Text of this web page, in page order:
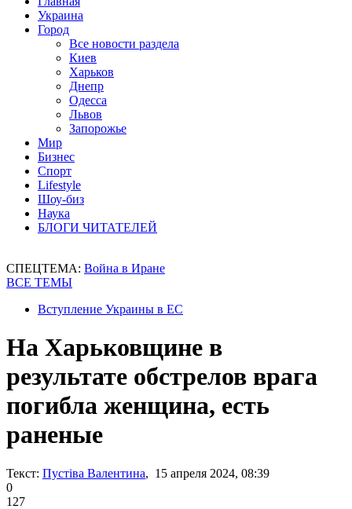
Украина
Город
Все новости раздела
Киев
Харьков
Днепр
Одесса
Львов
Запорожье
Мир
Бизнес
Спорт
Lifestyle
Шоу-биз
Наука
БЛОГИ ЧИТАТЕЛЕЙ
СПЕЦТЕМА: Война в Иране
ВСЕ ТЕМЫ
Вступление Украины в ЕС
На Харьковщине в
результате обстрелов врага
погибла женщина, есть
раненые
Текст: Пустіва Валентина, 15 апреля 2024, 08:39
0
127